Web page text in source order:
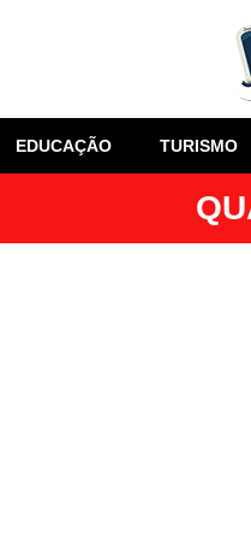
EDUCAÇÃO TURISMO